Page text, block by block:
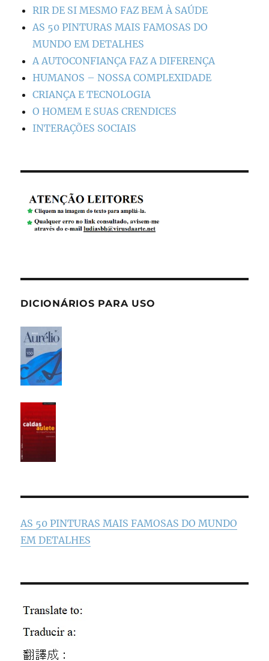
RIR DE SI MESMO FAZ BEM À SAÚDE
AS 50 PINTURAS MAIS FAMOSAS DO
MUNDO EM DETALHES
A AUTOCONFIANÇA FAZ A DIFERENÇA
HUMANOS – NOSSA COMPLEXIDADE
CRIANÇA E TECNOLOGIA
O HOMEM E SUAS CRENDICES
INTERAÇÕES SOCIAIS
DICIONÁRIOS PARA USO
AS 50 PINTURAS MAIS FAMOSAS DO MUNDO
EM DETALHES